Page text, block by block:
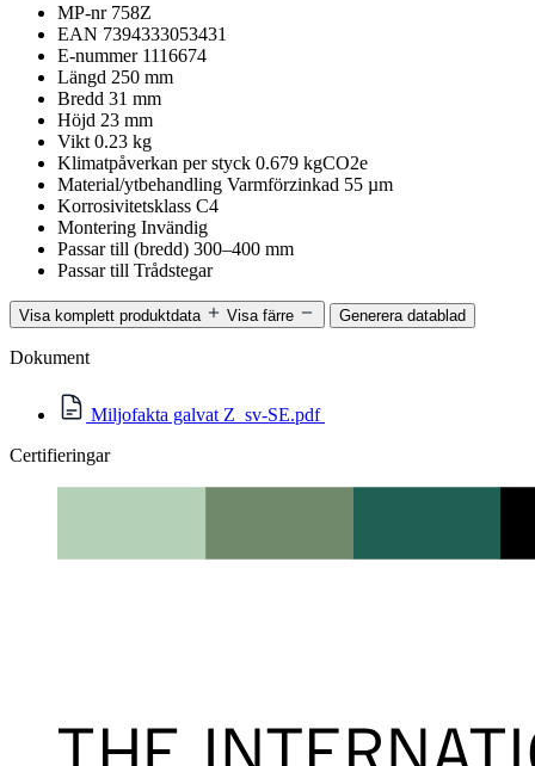
MP-nr 758Z
EAN 7394333053431
E-nummer 1116674
Längd 250 mm
Bredd 31 mm
Höjd 23 mm
Vikt 0.23 kg
Klimatpåverkan per styck 0.679 kgCO2e
Material/ytbehandling Varmförzinkad 55 µm
Korrosivitetsklass C4
Montering Invändig
Passar till (bredd) 300–400 mm
Passar till Trådstegar
Visa komplett produktdata Visa färre Generera datablad
Dokument
Miljofakta galvat Z_sv-SE.pdf
Certifieringar